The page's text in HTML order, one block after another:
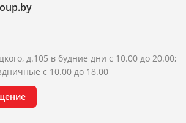
д.105 в будние дни с 10.00 до 20.00;
с 10.00 до 18.00